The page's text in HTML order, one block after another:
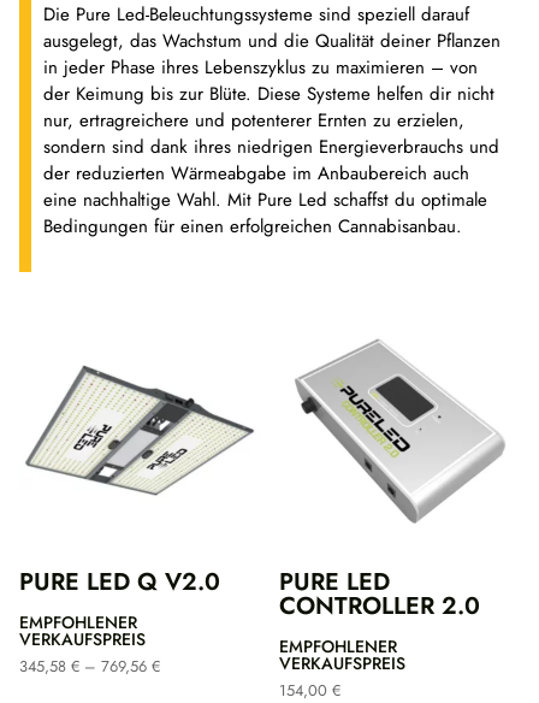
Die Pure Led-Beleuchtungssysteme sind speziell darauf
ausgelegt, das Wachstum und die Qualität deiner Pflanzen
in jeder Phase ihres Lebenszyklus zu maximieren – von
der Keimung bis zur Blüte. Diese Systeme helfen dir nicht
nur, ertragreichere und potenterer Ernten zu erzielen,
sondern sind dank ihres niedrigen Energieverbrauchs und
der reduzierten Wärmeabgabe im Anbaubereich auch
eine nachhaltige Wahl. Mit Pure Led schaffst du optimale
Bedingungen für einen erfolgreichen Cannabisanbau.
PURE LED Q V2.0
EMPFOHLENER
VERKAUFSPREIS
345,58 € – 769,56 €Preisspanne:
PURE LED
CONTROLLER 2.0
EMPFOHLENER
VERKAUFSPREIS
154,00€